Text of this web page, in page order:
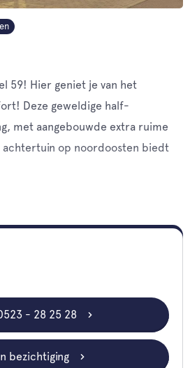
59! Hier geniet je van het
Deze geweldige half-
met aangebouwde extra ruime
achtertuin op noordoosten biedt
de rust en ruimte die
De woning ligt in een rustige
- 28 25 28
bezichtiging